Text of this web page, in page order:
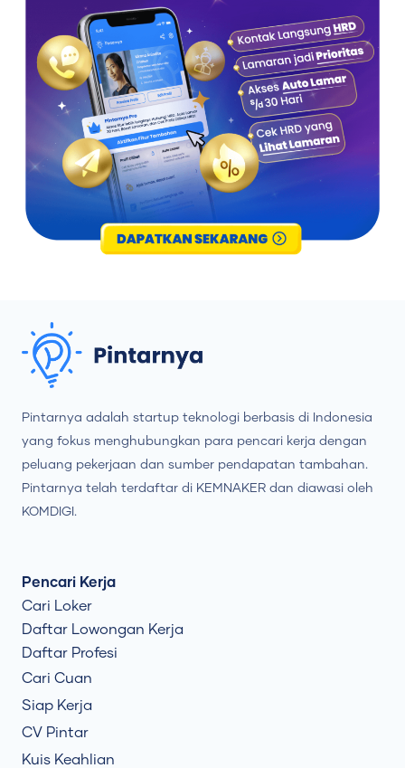
Pintarnya adalah startup teknologi berbasis di Indonesia
yang fokus menghubungkan para pencari kerja dengan
peluang pekerjaan dan sumber pendapatan tambahan.
Pintarnya telah terdaftar di KEMNAKER dan diawasi oleh
KOMDIGI.
Pencari Kerja
Cari Loker
Daftar Lowongan Kerja
Daftar Profesi
Cari Cuan
Siap Kerja
CV Pintar
Kuis Keahlian